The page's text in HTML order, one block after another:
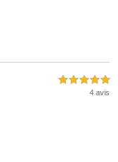
5,0 étoiles sur 5
4 avis